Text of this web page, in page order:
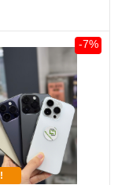
-7%